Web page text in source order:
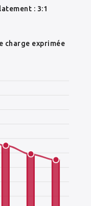
: 3:1
charge exprimée